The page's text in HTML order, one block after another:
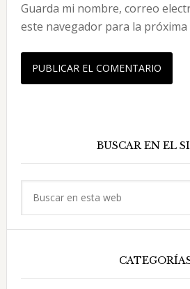
Guarda mi nombre, correo
este navegador para la próxima
principal
BUSCAR EN EL